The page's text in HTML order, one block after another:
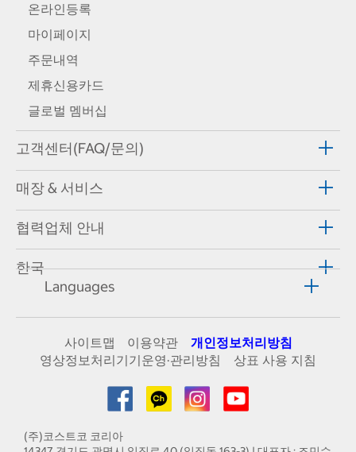
온라인등록
마이페이지
주문내역
제휴신용카드
글로벌 멤버십
고객센터(FAQ/문의)
매장 & 서비스
협력업체 안내
한국
Languages
사이트맵 이용약관
개인정보처리방침
영상정보처리기기운영·관리방침
상표 사용 지침
(주)코스트코 코리아